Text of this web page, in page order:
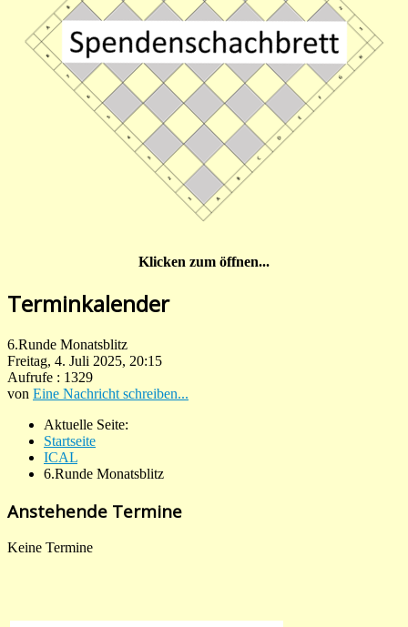
Klicken zum öffnen...
Terminkalender
6.Runde Monatsblitz
Freitag, 4. Juli 2025, 20:15
Aufrufe : 1329
von Eine Nachricht schreiben...
Aktuelle Seite:
Startseite
ICAL
6.Runde Monatsblitz
Anstehende Termine
Keine Termine